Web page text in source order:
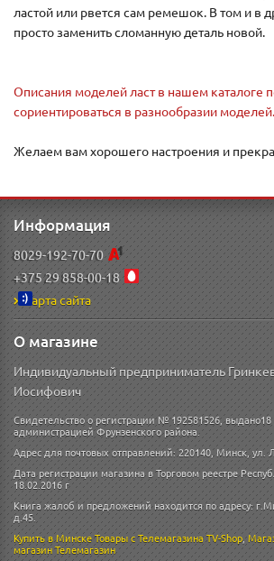
ластой или рвется сам ремешок. В том и в
просто заменить сломанную деталь новой.
Описания моделей ласт в нашем каталоге
сориентироваться в разнообразии моделей.
Желаем вам хорошего настроения и
Информация
8029-192-70-70
+375 29 858-00-18
Карта сайта
О магазине
Индивидуальный предприниматель
Иосифович
Свидетельство о регистрации № 192581526, выдано18
администрацией Фрунзенского района.
Адрес для почтовых отправлений: 220140, Минск, ул.
Дата регистрации магазина в Торговом реестре
18.02.2016 г
Книга жалоб и предложений находится по адресу:
д.45.
Купить в МинскеТовары с Телемагазина TV-Shop,
магазинТелемагазин